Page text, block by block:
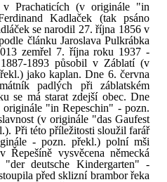
Prachaticích (v originále "in
Kadlaček (tak psáno
se narodil 27. října 1856 v
článku Jaroslava Pulkrábka
zemřel 7. října roku 1937 -
1893 působil v Záblatí (v
jako kaplan. Dne 6. června
padlých při záblatském
se má starat zdejší obec. Dne
originále "in Repeschin" - pozn.
(v originále "das Gaufest
Při této příležitosti sloužil farář
- pozn. překl.) polní mši
vysvěcena německá
deutsche Kindergarten" -
před sklizní brambor řeka